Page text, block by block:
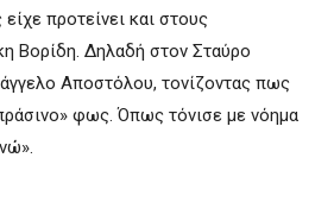
προτείνει και στους
Βορίδη. Δηλαδή στον Σταύρο
Αποστόλου, τονίζοντας πως
φως. Όπως τόνισε με νόημα